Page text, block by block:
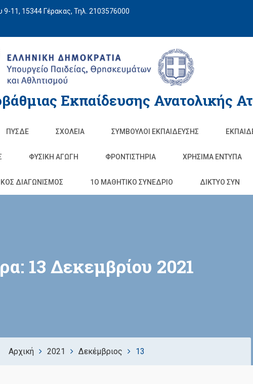
9-11, 15344 Γέρακας, Τηλ. 2103576000
Εκπαίδευσης Ανατολικής
ΠΥΣΔΕ ΣΧΟΛΕΊΑ ΣΥΜΒΟΥΛΟΙ ΕΚΠΑΙΔΕΥΣΗΣ
ΦΥΣΙΚΉ ΑΓΩΓΉ ΦΡΟΝΤΙΣΤΉΡΙΑ ΧΡΗΣΙΜΑ ΕΝΤΥΠΑ
ΔΙΑΓΩΝΙΣΜΟΣ 1O ΜΑΘΗΤΙΚΟ ΣΥΝΕΔΡΙΟ ΔΙΚΤΥΟ ΣΥΝ
13 Δεκεμβρίου 2021
Αρχική 2021 Δεκέμβριος 13